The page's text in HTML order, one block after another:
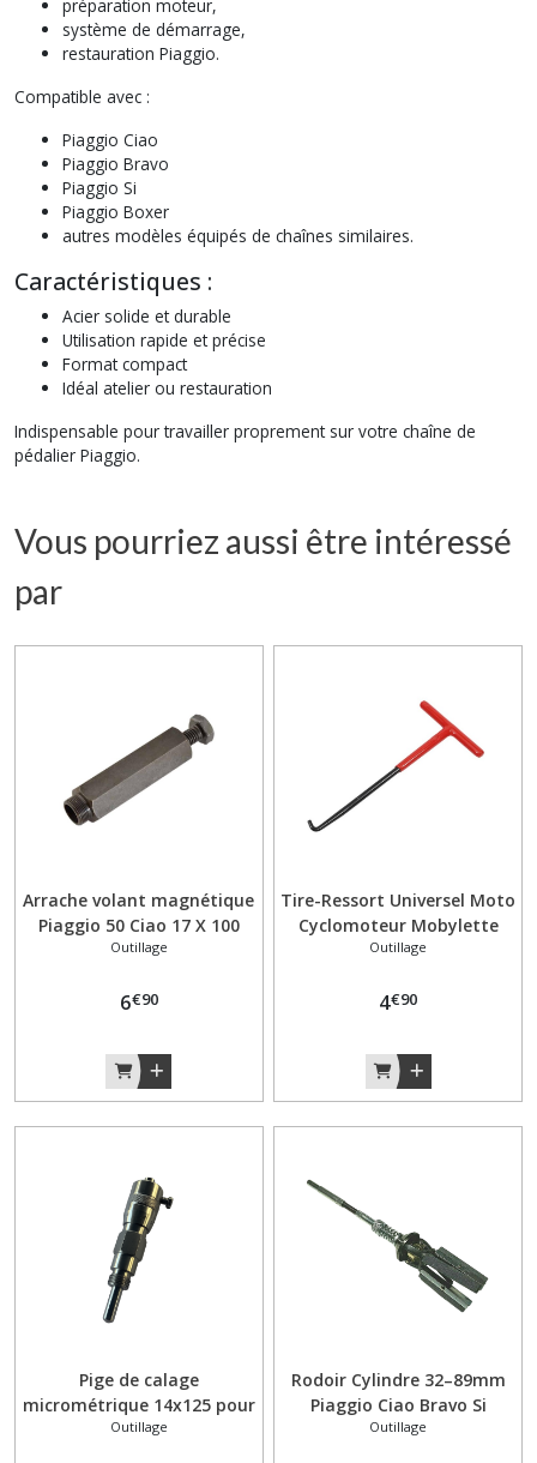
préparation moteur,
système de démarrage,
restauration Piaggio.
Compatible avec :
Piaggio Ciao
Piaggio Bravo
Piaggio Si
Piaggio Boxer
autres modèles équipés de chaînes similaires.
Caractéristiques :
Acier solide et durable
Utilisation rapide et précise
Format compact
Idéal atelier ou restauration
Indispensable pour travailler proprement sur votre chaîne de
pédalier Piaggio.
Vous pourriez aussi être intéressé
par
Arrache volant magnétique
Piaggio 50 Ciao 17 X 100
Outillage
6€90
Tire-Ressort Universel Moto
Cyclomoteur Mobylette
Vélo –Piaggio Ciao Outil
Outillage
4€90
Pige de calage
micrométrique 14x125 pour
allumage CIAO PIAGGIO
Outillage
Rodoir Cylindre 32–89mm
Piaggio Ciao Bravo Si
Outillage